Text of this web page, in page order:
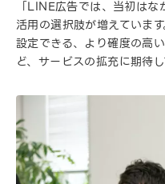
「LINE広告では、当初は
活用の選択肢が増えていま
設定できる、より確度の高
ど、サービスの拡充に期待